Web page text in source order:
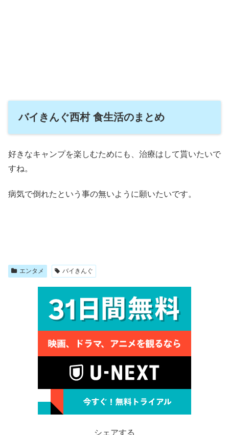
バイきんぐ西村 食生活のまとめ
好きなキャンプを楽しむためにも、治療はして貰いたいで
すね。
病気で倒れたという事の無いように願いたいです。
エンタメ バイきんぐ
シェアする